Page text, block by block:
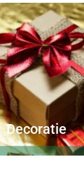
Decoratie